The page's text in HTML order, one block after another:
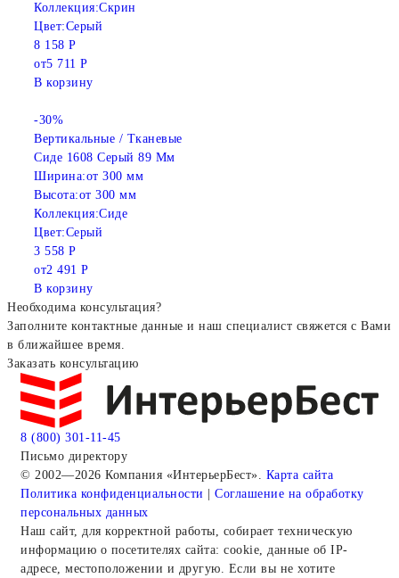
Коллекция:Скрин
Цвет:Серый
8 158 Р
от5 711 Р
В корзину
-30%
Вертикальные / Тканевые
Сиде 1608 Серый 89 Мм
Ширина:от 300 мм
Высота:от 300 мм
Коллекция:Сиде
Цвет:Серый
3 558 Р
от2 491 Р
В корзину
Необходима консультация?
Заполните контактные данные и наш специалист свяжется с Вами
в ближайшее время.
Заказать консультацию
8 (800) 301-11-45
Письмо директору
© 2002—2026 Компания «ИнтерьерБест». Карта сайта
Политика конфиденциальности | Соглашение на обработку
персональных данных
Наш сайт, для корректной работы, собирает техническую
информацию о посетителях сайта: cookie, данные об IP-
адресе, местоположении и другую. Если вы не хотите